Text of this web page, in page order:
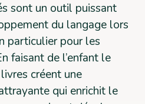
sont un outil puissant
du langage lors
particulier pour les
faisant de l’enfant le
créent une
qui enrichit le